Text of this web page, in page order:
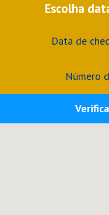
Escolha
Data de
Número